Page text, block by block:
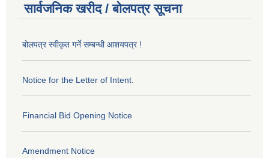
सार्वजनिक खरीद / बोलपत्र सूचना
बोलपत्र स्वीकृत गर्ने सम्बन्धी आशयपत्र !
Notice for the Letter of Intent.
Financial Bid Opening Notice
Amendment Notice